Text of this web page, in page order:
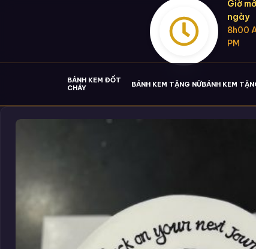
Giờ
ngày
8h00
PM
BÁNH KEM ĐỐT
CHÁY
BÁNH KEM TẶNG NỮBÁNH KEM